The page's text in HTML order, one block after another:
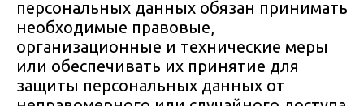
персональных данных обязан принимать
необходимые правовые,
организационные и технические меры
или обеспечивать их принятие для
защиты персональных данных от